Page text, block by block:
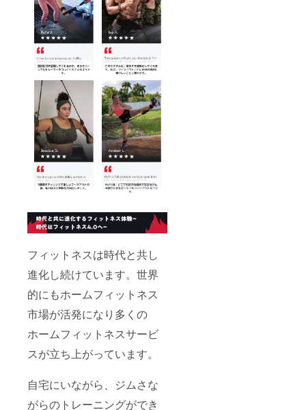
フィットネスは時代と共し
進化し続けています。世界
的にもホームフィットネス
市場が活発になり多くの
ホームフィットネスサービ
スが立ち上がっています。
自宅にいながら、ジムさな
がらのトレーニングができ